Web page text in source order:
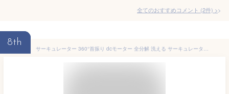
全てのおすすめコメント (2件) >
8th
サーキュレーター 360°首振り dcモーター 全分解 洗える サーキュレーター 20畳まで 360度 静音 YAR-CD20ES DCサーキュレーター 上下左右首ふり 3D送風 微風 おしゃれ 節電 省エネ 山善 YAMAZEN 【送料無料】